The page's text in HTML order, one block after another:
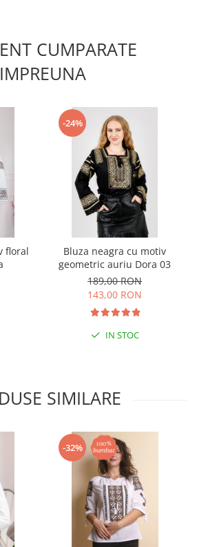
CUMPARATE
IMPREUNA
floral
-24%
Bluza neagra cu motiv
geometric auriu Dora 03
189,00 RON
143,00 RON
IN STOC
SIMILARE
-32%